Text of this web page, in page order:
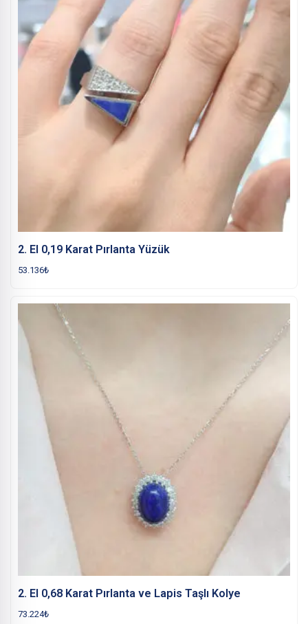
2. El 0,19 Karat Pırlanta Yüzük
53.136₺
2. El 0,68 Karat Pırlanta ve Lapis Taşlı Kolye
73.224₺